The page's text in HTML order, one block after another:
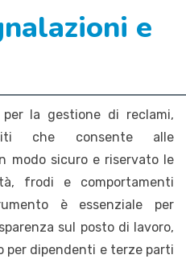
e
la gestione di reclami,
che consente alle
modo sicuro e riservato le
frodi e comportamenti
è essenziale per
sul posto di lavoro,
per dipendenti e terze parti